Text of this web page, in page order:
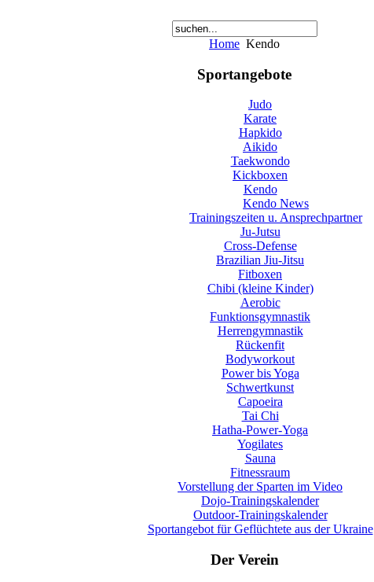
Home Kendo
Sportangebote
Judo
Karate
Hapkido
Aikido
Taekwondo
Kickboxen
Kendo
Kendo News
Trainingszeiten u. Ansprechpartner
Ju-Jutsu
Cross-Defense
Brazilian Jiu-Jitsu
Fitboxen
Chibi (kleine Kinder)
Aerobic
Funktionsgymnastik
Herrengymnastik
Rückenfit
Bodyworkout
Power bis Yoga
Schwertkunst
Capoeira
Tai Chi
Hatha-Power-Yoga
Yogilates
Sauna
Fitnessraum
Vorstellung der Sparten im Video
Dojo-Trainingskalender
Outdoor-Trainingskalender
Sportangebot für Geflüchtete aus der Ukraine
Der Verein